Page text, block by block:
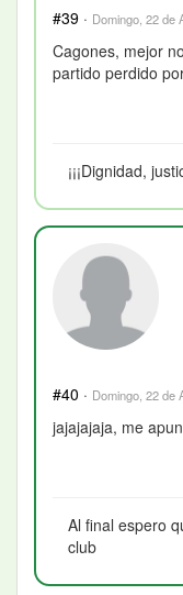
#39 · Domingo, 22 de
Cagones, mejor
partido perdido
¡¡¡Dignidad,
#40 · Domingo, 22 de
jajajajaja, me
Al final espero
club